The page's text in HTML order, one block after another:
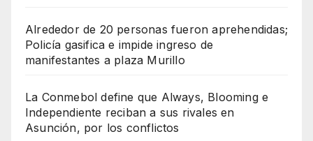
Alrededor de 20 personas fueron aprehendidas;
Policía gasifica e impide ingreso de
manifestantes a plaza Murillo
La Conmebol define que Always, Blooming e
Independiente reciban a sus rivales en
Asunción, por los conflictos